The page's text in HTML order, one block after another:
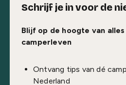
Schrijf je in voor de
Blijf op de hoogte van
camperleven
Ontvang tips van dé
Nederland